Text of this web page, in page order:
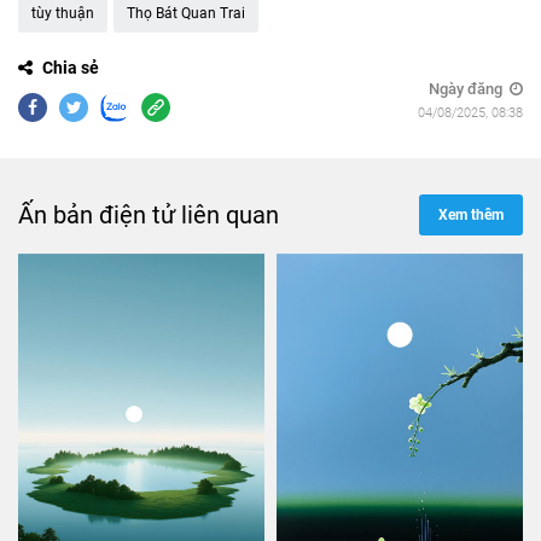
tùy thuận Thọ Bát Quan Trai
Chia sẻ
Ngày đăng
04/08/2025, 08:38
Ấn bản điện tử liên quan Xem thêm